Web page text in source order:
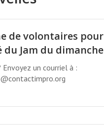
de volontaires pour
du Jam du dimanche
Envoyez un courriel à :